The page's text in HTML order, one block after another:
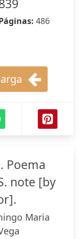
486
Poema
note [by
Maria